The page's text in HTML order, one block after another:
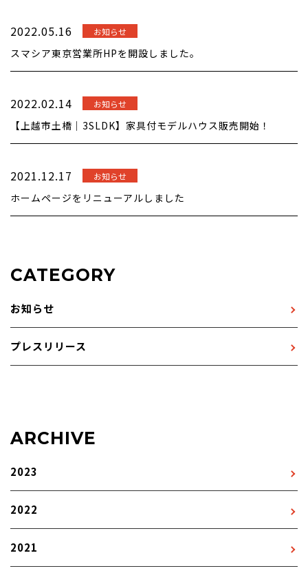
2022.05.16 お知らせ
スマシア東京営業所HPを開設しました。
2022.02.14 お知らせ
【上越市土橋｜3SLDK】家具付モデルハウス販売開始！
2021.12.17 お知らせ
ホームページをリニューアルしました
CATEGORY
お知らせ
プレスリリース
ARCHIVE
2023
2022
2021